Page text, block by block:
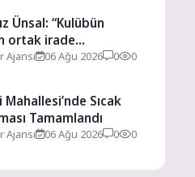
Ünsal: “Kulübün
ortak irade
Ajansı 06 Ağu 2026 0 0
Sıcak
Tamamlandı
Ajansı 06 Ağu 2026 0 0